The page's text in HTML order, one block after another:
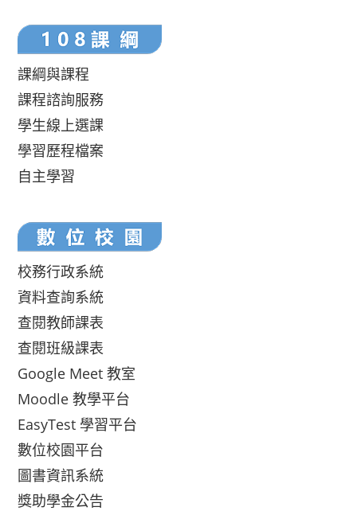
課綱與課程
課程諮詢服務
學生線上選課
學習歷程檔案
自主學習
校務行政系統
資料查詢系統
查閱教師課表
查閱班級課表
Google Meet 教室
Moodle 教學平台
EasyTest 學習平台
數位校園平台
圖書資訊系統
獎助學金公告